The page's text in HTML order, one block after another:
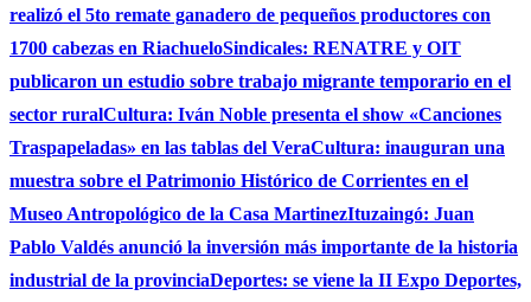
realizó el 5to remate ganadero de pequeños productores con
1700 cabezas en RiachueloSindicales: RENATRE y OIT
publicaron un estudio sobre trabajo migrante temporario en el
sector ruralCultura: Iván Noble presenta el show «Canciones
Traspapeladas» en las tablas del VeraCultura: inauguran una
muestra sobre el Patrimonio Histórico de Corrientes en el
Museo Antropológico de la Casa MartinezItuzaingó: Juan
Pablo Valdés anunció la inversión más importante de la historia
industrial de la provinciaDeportes: se viene la II Expo Deportes,